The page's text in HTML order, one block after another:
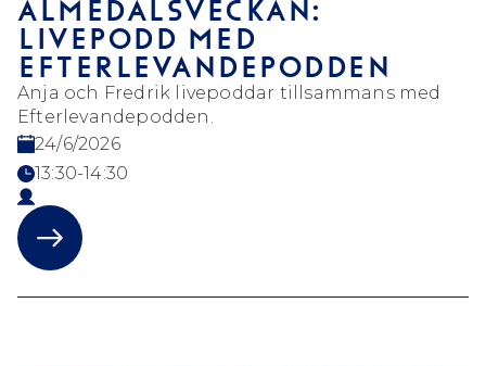
ALMEDALSVECKAN:
LIVEPODD MED
EFTERLEVANDEPODDEN
Anja och Fredrik livepoddar tillsammans med
Efterlevandepodden.
24/6/2026
13:30-14:30